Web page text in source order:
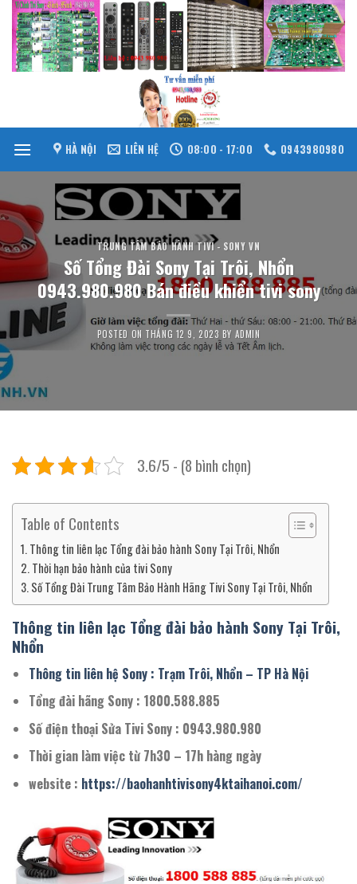
Skip
content
HÀ NỘI LIÊN HỆ 08:00 - 17:00 0943980980
TRUNG TÂM BẢO HÀNH TIVI - SONY VN
Số Tổng Đài Sony Tại Trôi, Nhổn
0943.980.980 Bán điều khiển tivi sony
POSTED ON THÁNG 12 9, 2023 BY ADMIN
3.6/5 - (8 bình chọn)
Table of Contents
Thông tin liên lạc Tổng đài bảo hành Sony Tại Trôi, Nhổn
Thời hạn bảo hành của tivi Sony
Số Tổng Đài Trung Tâm Bảo Hành Hãng Tivi Sony Tại Trôi, Nhổn
Thông tin liên lạc Tổng đài bảo hành Sony Tại Trôi,
Nhổn
Thông tin liên hệ Sony : Trạm Trôi, Nhổn – TP Hà Nội
Tổng đài hãng Sony : 1800.588.885
Số điện thoại Sửa Tivi Sony : 0943.980.980
Thời gian làm việc từ 7h30 – 17h hàng ngày
website : https://baohanhtivisony4ktaihanoi.com/